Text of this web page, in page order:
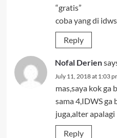
“gratis”
coba yang di idws
Reply
Nofal Derien
July 11, 2018 at 1:03
mas,saya kok ga
sama 4,IDWS ga
juga,alter apalagi
Reply